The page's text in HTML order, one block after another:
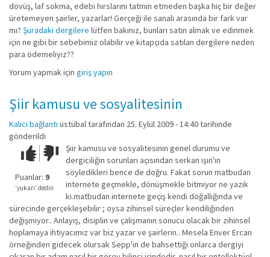
dövüş, laf sokma, edebi hırslarını tatmin etmeden başka hiç bir değer
üretemeyen şairler, yazarlar! Gerçeği ile sanalı arasında bir fark var
mı? Şuradaki dergilere lütfen bakınız, bunları satın almak ve edinmek
için ne gibi bir sebebimiz olabilir ve kitapçıda satılan dergilere neden
para ödemeliyiz??
Yorum yapmak için giriş yapın
Şiir kamusu ve sosyalitesinin
Kalıcı bağlantı üstübaltarafından 25. Eylül 2009 - 14:40 tarihinde
gönderildi
Çok iyi!O
kadar
iyi
değil!
Puanlar: 9
‘yukarı’ dedin
Şiir kamusu ve sosyalitesinin genel durumu ve
dergiciliğin sorunları açısından serkan ışın'ın
söyledikleri bence de doğru. Fakat sorun matbudan
internete geçmekle, dönüşmekle bitmiyor ne yazık
ki.matbudan internete geçiş kendi doğallığında ve
sürecinde gerçekleşebilir ; oysa zihinsel süreçler kendiliğinden
değişmiyor.. Anlayış, disiplin ve çalışmanın sonucu olacak bir zihinsel
hoplamaya ihtiyacımız var biz yazar ve şairlerin.. Mesela Enver Ercan
örneğinden gidecek olursak Sepp'in de bahsettiği onlarca dergiyi